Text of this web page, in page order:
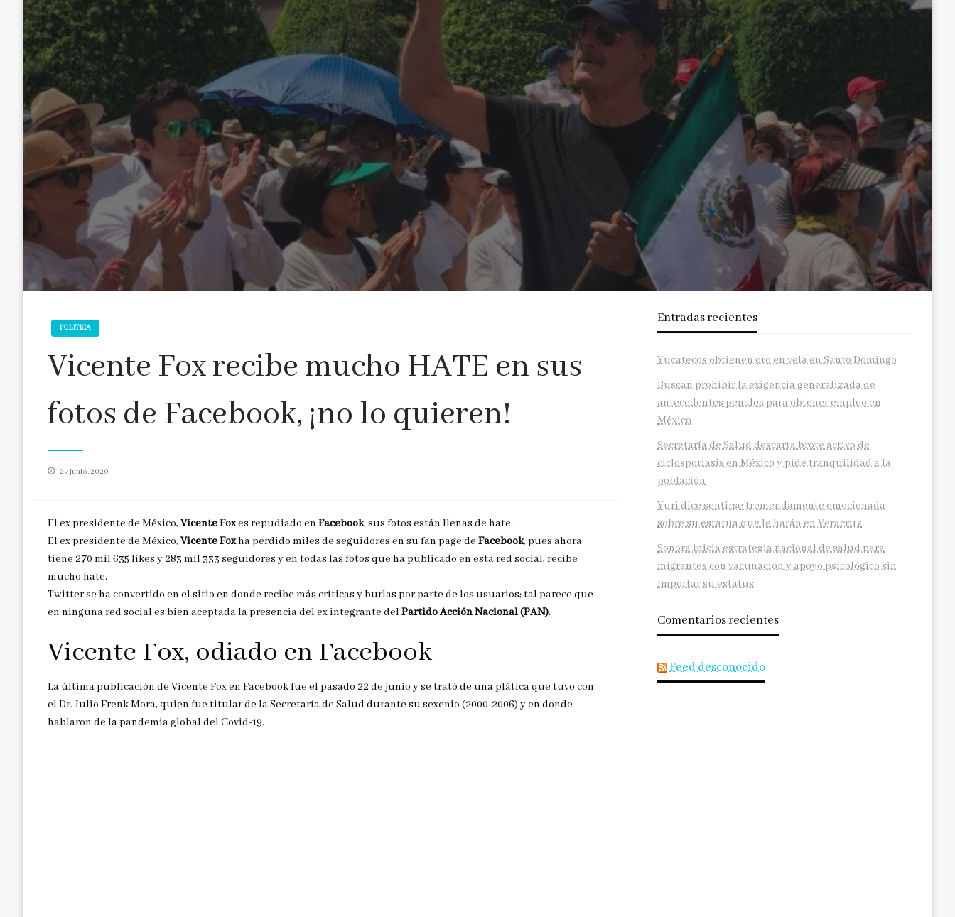
POLITICA
Vicente Fox recibe mucho HATE en sus
fotos de Facebook, ¡no lo quieren!
Publicado
27 junio, 2020
El ex presidente de México, Vicente Foxes repudiado en Facebook; sus fotos están llenas de hate.
El ex presidente de México, Vicente Foxha perdido miles de seguidores en su fan page de Facebook, pues ahora
tiene 270 mil 635 likes y 283 mil 333 seguidores y en todas las fotos que ha publicado en esta red social, recibe
mucho hate.
Twitter se ha convertido en el sitio en donde recibe más críticas y burlas por parte de los usuarios; tal parece que
en ninguna red social es bien aceptada la presencia del ex integrante delPartido Acción Nacional (PAN).
Vicente Fox, odiado en Facebook
La última publicación de Vicente Fox en Facebook fue el pasado 22 de junio y se trató de una plática que tuvo con
el Dr. Julio Frenk Mora, quien fue titular de la Secretaría de Salud durante su sexenio (2000-2006) y en donde
hablaron de la pandemia global del Covid-19.
Entradas recientes
Yucatecos obtienen oro en vela en Santo Domingo
Buscan prohibir la exigencia generalizada de
antecedentes penales para obtener empleo en
México
Secretaría de Salud descarta brote activo de
ciclosporiasis en México y pide tranquilidad a la
población
Yuri dice sentirse tremendamente emocionada
sobre su estatua que le harán en Veracruz
Sonora inicia estrategia nacional de salud para
migrantes con vacunación y apoyo psicológico sin
importar su estatus
Comentarios recientes
Feed desconocido